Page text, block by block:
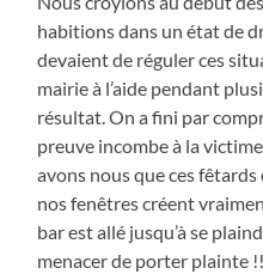
habitions dans un état de
devaient de réguler ces
mairie à l’aide pendant
résultat. On a fini par
preuve incombe à la
avons nous que ces
nos fenêtres créent
bar est allé jusqu’à se
menacer de porter plainte